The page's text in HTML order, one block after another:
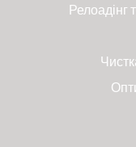
Релоадінг